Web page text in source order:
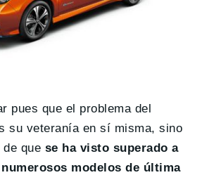
pues que el problema del
su veteranía en sí misma, sino
que se ha visto superado a
modelos de última